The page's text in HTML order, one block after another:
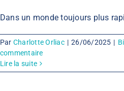
Dans un monde toujours plus
Par Charlotte Orliac | 26/06/2025 |
commentaire
Lire la suite